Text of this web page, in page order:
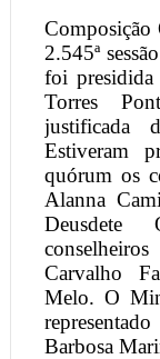
Composição
2.545ª
foi presidida
Torres
justificada
Estiveram
quórum os
Alanna
Carvalho
Melo. O
Barbosa